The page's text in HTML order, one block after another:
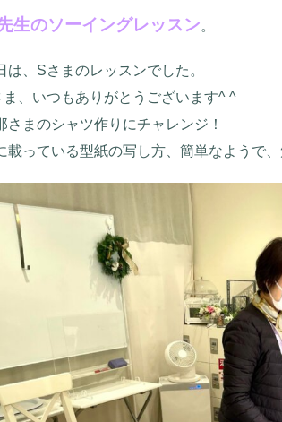
生のソーイングレッスン。
は、Sさまのレッスンでした。
ま、いつもありがとうございます^ ^
さまのシャツ作りにチャレンジ！
載っている型紙の写し方、簡単なようで